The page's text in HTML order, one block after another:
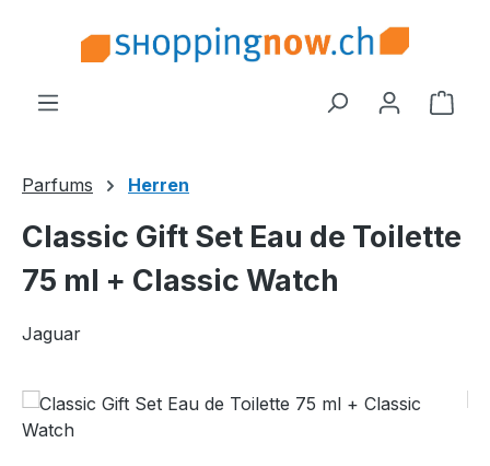
Zum Hauptinhalt springen
Parfums Herren
Classic Gift Set Eau de Toilette
75 ml + Classic Watch
Jaguar
Bildergalerie überspringen